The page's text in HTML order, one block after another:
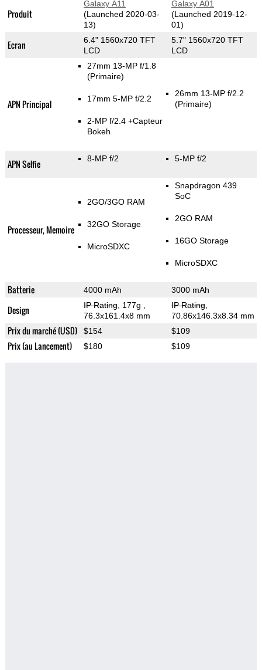
Produit
Galaxy A11
(Launched 2020-03-
13)
Galaxy A01
(Launched 2019-12-
01)
Ecran
6.4" 1560x720 TFT
LCD
5.7" 1560x720 TFT
LCD
APN Principal
27mm 13-MP f/1.8
(Primaire)
17mm 5-MP f/2.2
2-MP f/2.4 +Capteur
Bokeh
26mm 13-MP f/2.2
(Primaire)
APN Selfie 8-MP f/2 5-MP f/2
Processeur, Memoire
2GO/3GO RAM
32GO Storage
MicroSDXC
Snapdragon 439
SoC
2GO RAM
16GO Storage
MicroSDXC
Batterie 4000 mAh 3000 mAh
Design IP Rating, 177g
76.3x161.4x8 mm
IP Rating,
70.86x146.3x8.34 mm
Prix du marché (USD) $154 $109
Prix (au Lancement) $180 $109